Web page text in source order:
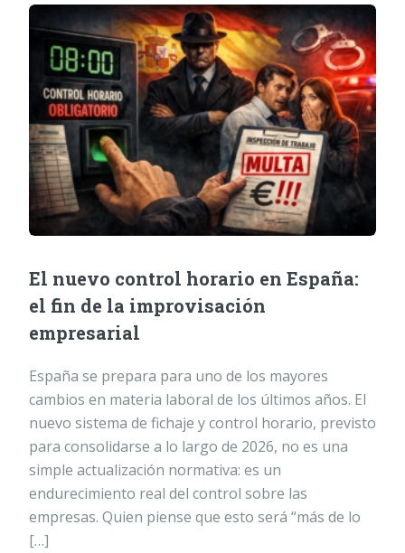
El nuevo control horario en España:
el fin de la improvisación
empresarial
España se prepara para uno de los mayores
cambios en materia laboral de los últimos años. El
nuevo sistema de fichaje y control horario, previsto
para consolidarse a lo largo de 2026, no es una
simple actualización normativa: es un
endurecimiento real del control sobre las
empresas. Quien piense que esto será “más de lo
[…]